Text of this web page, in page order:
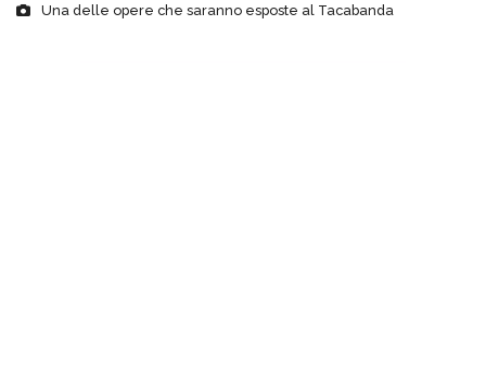
Una delle opere che saranno esposte al Tacabanda